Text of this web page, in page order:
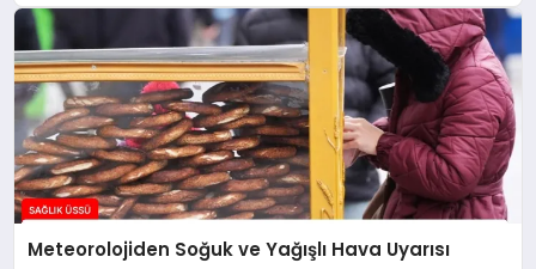
Meteorolojiden Soğuk ve Yağışlı Hava Uyarısı